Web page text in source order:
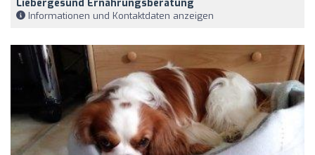
Liebergesund Ernährungsberatung
Informationen und Kontaktdaten anzeigen